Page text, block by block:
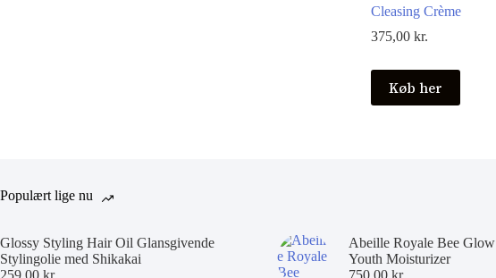
Cleasing Crème
375,00 kr.
Køb her
Populært lige nu
Glossy Styling Hair Oil Glansgivende
Stylingolie med Shikakai
Abeille Royale Bee Glow
Youth Moisturizer